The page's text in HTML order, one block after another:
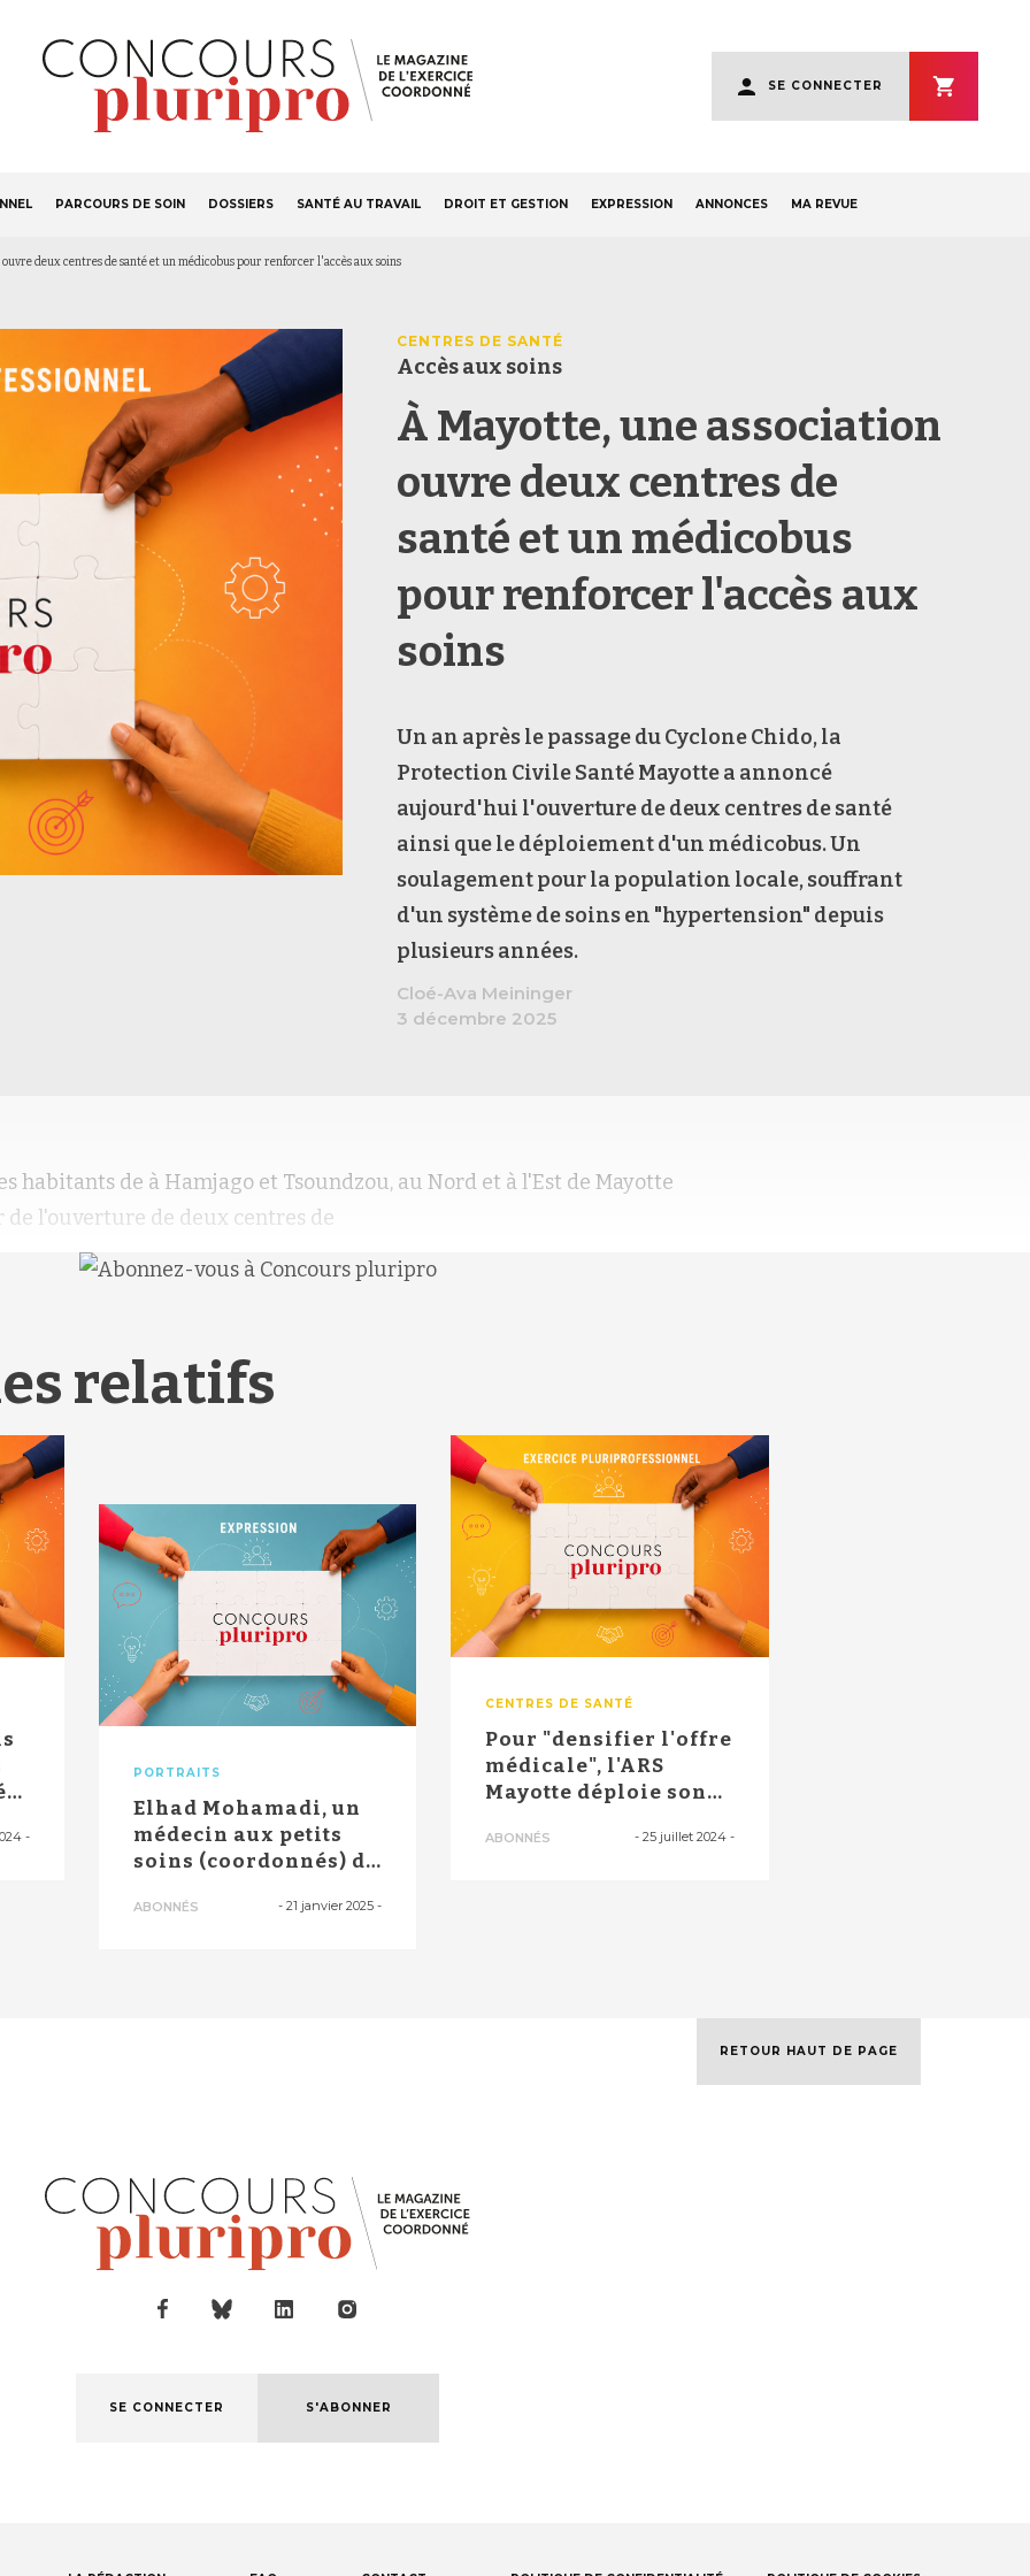
account
menu
SE CONNECTER
S'ABONNER
principale
PARCOURS DE SOIN DOSSIERS SANTÉ AU TRAVAIL DROIT ET GESTION EXPRESSION ANNONCES MA REVUE
ouvre deux centres de santé et un médicobus pour renforcer l'accès aux soins
CENTRES DE SANTÉ
Accès aux soins
À Mayotte, une association
ouvre deux centres de
santé et un médicobus
pour renforcer l'accès aux
soins
Un an après le passage du Cyclone Chido, la
Protection Civile Santé Mayotte a annoncé
aujourd'hui l'ouverture de deux centres de santé
ainsi que le déploiement d'un médicobus. Un
soulagement pour la population locale, souffrant
d'un système de soins en "hypertension" depuis
plusieurs années.
Cloé-Ava Meininger
3 décembre 2025
habitants de à Hamjago et Tsoundzou, au Nord et à l'Est de Mayotte
l'ouverture de deux centres de
relatifs
-
PORTRAITS
Elhad Mohamadi, un
médecin aux petits
soins (coordonnés) de
ABONNÉS -21 janvier 2025 -
CENTRES DE SANTÉ
Pour "densifier l'offre
médicale", l'ARS
Mayotte déploie son
ABONNÉS - 25 juillet 2024 -
RETOUR HAUT DE PAGE
SE CONNECTER S'ABONNER